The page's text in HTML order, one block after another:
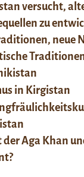
versucht,
zu
neue
in Kirgistan
der Aga Khan